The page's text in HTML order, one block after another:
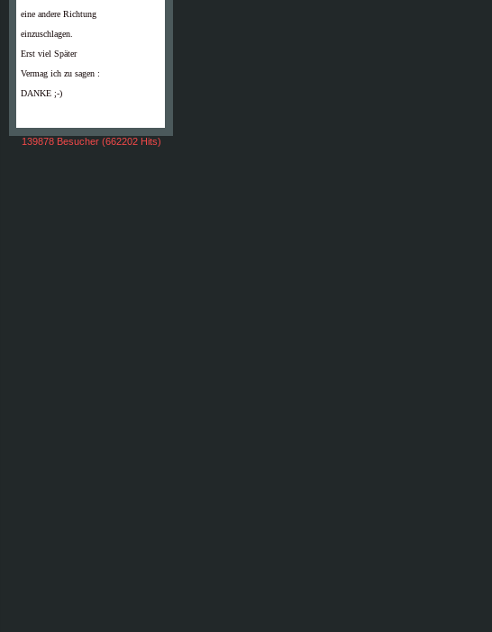
eine andere Richtung
einzuschlagen.
Erst viel Später
Vermag ich zu sagen :
DANKE ;-)
139878 Besucher (662202 Hits)